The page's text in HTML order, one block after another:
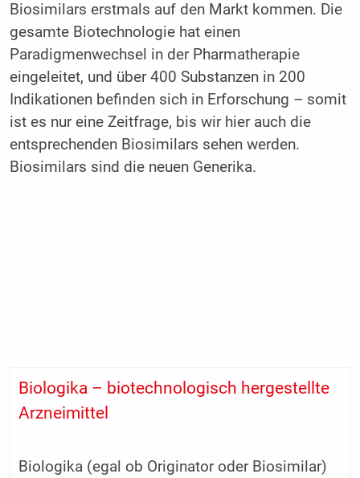
Biosimilars erstmals auf den Markt kommen. Die
gesamte Biotechnologie hat einen
Paradigmenwechsel in der Pharmatherapie
eingeleitet, und über 400 Substanzen in 200
Indikationen befinden sich in Erforschung – somit
ist es nur eine Zeitfrage, bis wir hier auch die
entsprechenden Biosimilars sehen werden.
Biosimilars sind die neuen Generika.
Biologika – biotechnologisch hergestellte
Arzneimittel
Biologika (egal ob Originator oder Biosimilar)